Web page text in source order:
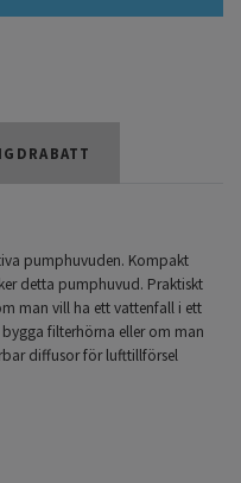
pumphuvuden. Kompakt
detta pumphuvud. Praktiskt
man vill ha ett vattenfall i ett
filterhörna eller om man
diffusor för lufttillförsel